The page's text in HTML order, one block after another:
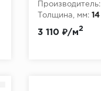
Производитель:
Толщина, мм: 14
3 110 ₽/м2